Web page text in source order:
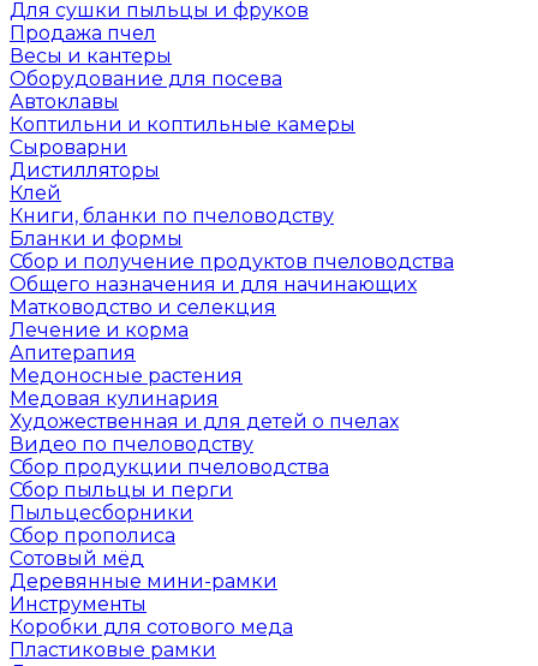
Для сушки пыльцы и фруков
Продажа пчел
Весы и кантеры
Оборудование для посева
Автоклавы
Коптильни и коптильные камеры
Сыроварни
Дистилляторы
Клей
Книги, бланки по пчеловодству
Бланки и формы
Сбор и получение продуктов пчеловодства
Общего назначения и для начинающих
Матководство и селекция
Лечение и корма
Апитерапия
Медоносные растения
Медовая кулинария
Художественная и для детей о пчелах
Видео по пчеловодству
Сбор продукции пчеловодства
Сбор пыльцы и перги
Пыльцесборники
Сбор прополиса
Сотовый мёд
Деревянные мини-рамки
Инструменты
Коробки для сотового меда
Пластиковые рамки